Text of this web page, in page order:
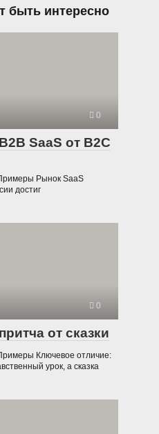
быть интересно
0
SaaS от B2C
Рынок SaaS
достиг
0
от сказки
Ключевое отличие:
урок, а сказка